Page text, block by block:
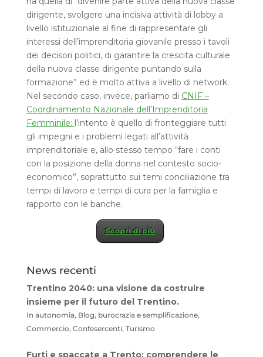
dirigente, svolgere una incisiva attività di lobby a
livello istituzionale al fine di rappresentare gli
interessi dell’imprenditoria giovanile presso i tavoli
dei decisori politici, di garantire la crescita culturale
della nuova classe dirigente puntando sulla
formazione” ed è molto attiva a livello di network.
Nel secondo caso, invece, parliamo di CNIF –
Coordinamento Nazionale dell’Imprenditoria
Femminile: l’intento è quello di fronteggiare tutti
gli impegni e i problemi legati all’attività
imprenditoriale e, allo stesso tempo “fare i conti
con la posizione della donna nel contesto socio-
economico”, soprattutto sui temi conciliazione tra
tempi di lavoro e tempi di cura per la famiglia e
rapporto con le banche.
Scopri di più
News recenti
Trentino 2040: una visione da costruire
insieme per il futuro del Trentino.
In autonomia, Blog, burocrazia e semplificazione,
Commercio, Confesercenti, Turismo
Furti e spaccate a Trento: comprendere le